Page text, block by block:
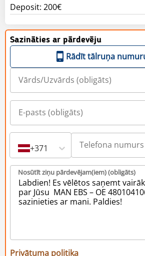
Deposit: 200€
Sazināties ar pārdevēju
Rādīt tālruņa
+371
Nosūtīt ziņu pārdevējam(iem) (obligāts)
Privātuma politika